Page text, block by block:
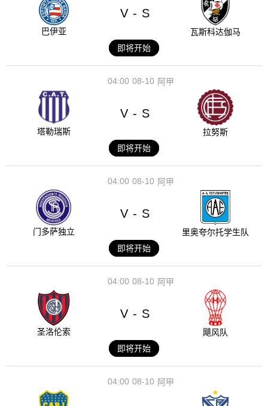
巴伊亚
V - S
瓦斯科达伽马
即将开始
08-10
04:00 阿甲
塔勒瑞斯
V - S
拉努斯
即将开始
08-10
04:00 阿甲
门多萨独立
V - S
里奥夸尔托学生队
即将开始
08-10
04:00 阿甲
圣洛伦索
V - S
飓风队
即将开始
08-10
04:00 阿甲